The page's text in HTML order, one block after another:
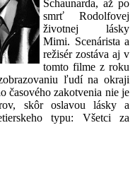
Schaunarda, až po
smrť Rodolfovej
životnej lásky
Mimi. Scenárista a
režisér zostáva aj v
tomto filme z roku
ľudí na okraji
časového zakotvenia nie je
skôr oslavou lásky a
typu: Všetci za